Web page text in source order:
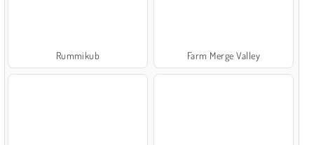
Rummikub Farm Merge Valley